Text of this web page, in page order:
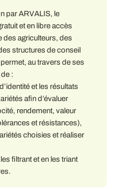
par ARVALIS, le
et en libre accès
des agriculteurs, des
structures de conseil
au travers de ses
:
et les résultats
afin d’évaluer
rendement, valeur
et résistances),
choisies et réaliser
filtrant et en les triant